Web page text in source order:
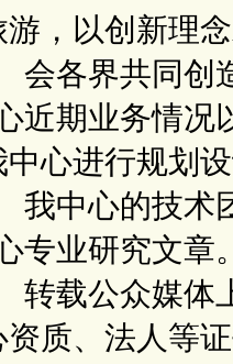
，以创新理
会各界共同创
近期业务情况
中心进行规划
我中心的技术
专业研究文章
转载公众媒体
资质、法人等